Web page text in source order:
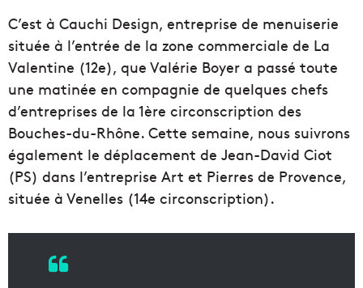
C’est à Cauchi Design, entreprise de menuiserie
située à l’entrée de la zone commerciale de La
Valentine (12e), que Valérie Boyer a passé toute
une matinée en compagnie de quelques chefs
d’entreprises de la 1ère circonscription des
Bouches-du-Rhône. Cette semaine, nous suivrons
également le déplacement de Jean-David Ciot
(PS) dans l’entreprise Art et Pierres de Provence,
située à Venelles (14e circonscription).